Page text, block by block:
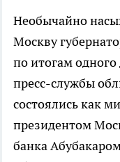
Необычайно
Москву
по итогам
пресс-службы
состоялись как
президентом
банка